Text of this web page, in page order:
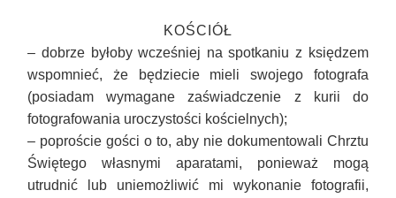
KOŚCIÓŁ
– dobrze byłoby wcześniej na spotkaniu z księdzem
wspomnieć, że będziecie mieli swojego fotografa
(posiadam wymagane zaświadczenie z kurii do
fotografowania uroczystości kościelnych);
– poproście gości o to, aby nie dokumentowali Chrztu
Świętego własnymi aparatami, ponieważ mogą
utrudnić lub uniemożliwić mi wykonanie fotografii,